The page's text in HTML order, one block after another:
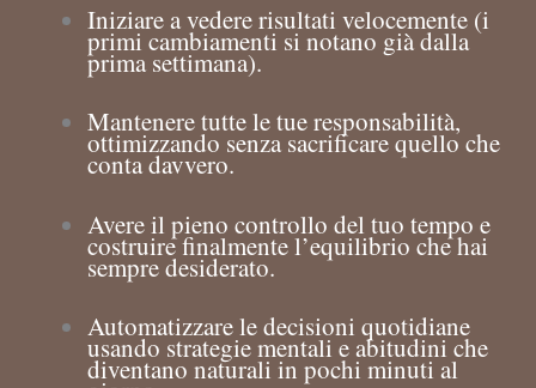
Iniziare a vedere risultati velocemente (i
primi cambiamenti si notano già dalla
prima settimana).
Mantenere tutte le tue responsabilità,
ottimizzando senza sacrificare quello che
conta davvero.
Avere il pieno controllo del tuo tempo e
costruire finalmente l’equilibrio che hai
sempre desiderato.
Automatizzare le decisioni quotidiane
usando strategie mentali e abitudini che
diventano naturali in pochi minuti al